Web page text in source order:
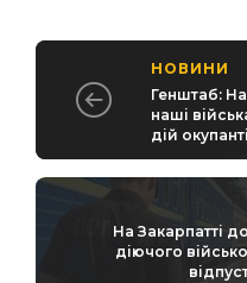
НОВИНИ
Генштаб:
наші
дій
На Закарпатті
діючого